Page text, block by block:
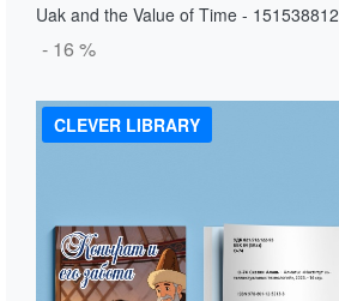
Uak and the Value of Time - 151538812
- 16 %
CLEVER LIBRARY